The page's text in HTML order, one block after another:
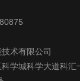
术有限公司
学城科学大道科汇